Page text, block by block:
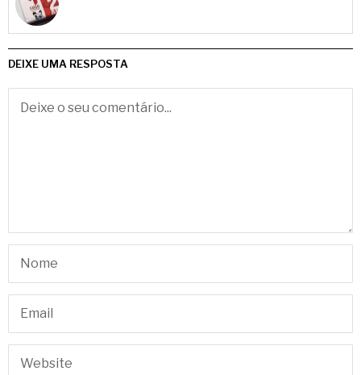
DEIXE UMA RESPOSTA